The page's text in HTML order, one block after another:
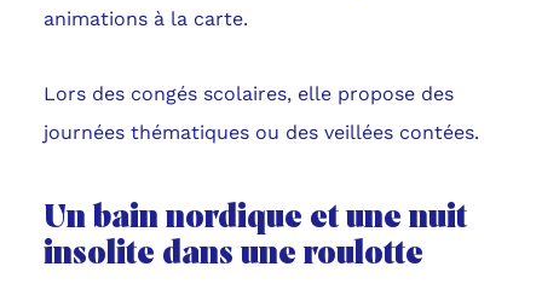
animations à la carte.
Lors des congés scolaires, elle propose des
journées thématiques ou des veillées contées.
Un bain nordique et une nuit
insolite dans une roulotte